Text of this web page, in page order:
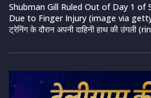
Shubman Gill Ruled Out of Day 1 of
Due to Finger Injury (image via getty)
ट्रेनिंग के दौरान अपनी दाहिनी हाथ की उंगली